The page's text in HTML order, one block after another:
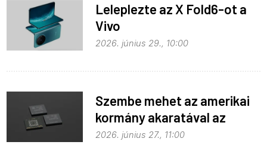
Leleplezte az X Fold6-ot a
Vivo
2026. június 29., 10:00
Szembe mehet az amerikai
kormány akaratával az
Apple
2026. június 27., 11:00